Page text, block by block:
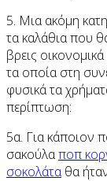
5. Μια ακόμη
τα καλάθια που
βρεις
τα οποία στη
φυσικά τα
περίπτωση:
5α. Για κάποιον
σακούλαποπ
σοκολάταθα